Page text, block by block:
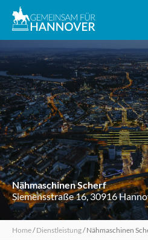
Nähmaschinen Scherf
Siemensstraße 16, 30916
Home/Dienstleistung/Nähmaschinen